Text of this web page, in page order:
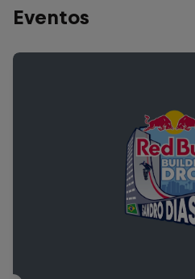
Eventos